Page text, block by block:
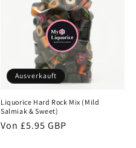
Ausverkauft
Liquorice Hard Rock Mix (Mild
Salmiak & Sweet)
Normaler
Von £5.95 GBP